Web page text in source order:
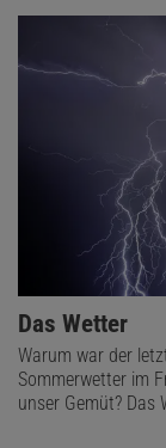
Das Wetter
Warum war der
Sommerwetter im
unser Gemüt? Das